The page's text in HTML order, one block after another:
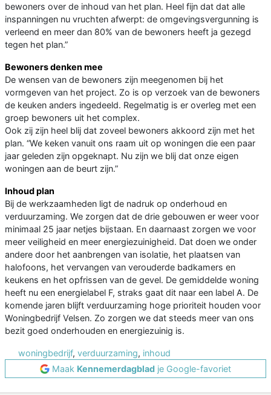
bewoners over de inhoud van het plan. Heel fijn dat dat alle
inspanningen nu vruchten afwerpt: de omgevingsvergunning is
verleend en meer dan 80% van de bewoners heeft ja gezegd
tegen het plan.”
Bewoners denken mee
De wensen van de bewoners zijn meegenomen bij het
vormgeven van het project. Zo is op verzoek van de bewoners
de keuken anders ingedeeld. Regelmatig is er overleg met een
groep bewoners uit het complex.
Ook zij zijn heel blij dat zoveel bewoners akkoord zijn met het
plan. “We keken vanuit ons raam uit op woningen die een paar
jaar geleden zijn opgeknapt. Nu zijn we blij dat onze eigen
woningen aan de beurt zijn.”
Inhoud plan
Bij de werkzaamheden ligt de nadruk op onderhoud en
verduurzaming. We zorgen dat de drie gebouwen er weer voor
minimaal 25 jaar netjes bijstaan. En daarnaast zorgen we voor
meer veiligheid en meer energiezuinigheid. Dat doen we onder
andere door het aanbrengen van isolatie, het plaatsen van
halofoons, het vervangen van verouderde badkamers en
keukens en het opfrissen van de gevel. De gemiddelde woning
heeft nu een energielabel F, straks gaat dit naar een label A. De
komende jaren blijft verduurzaming hoge prioriteit houden voor
Woningbedrijf Velsen. Zo zorgen we dat steeds meer van ons
bezit goed onderhouden en energiezuinig is.
woningbedrijf, verduurzaming, inhoud
Maak Kennemerdagblad je Google-favoriet